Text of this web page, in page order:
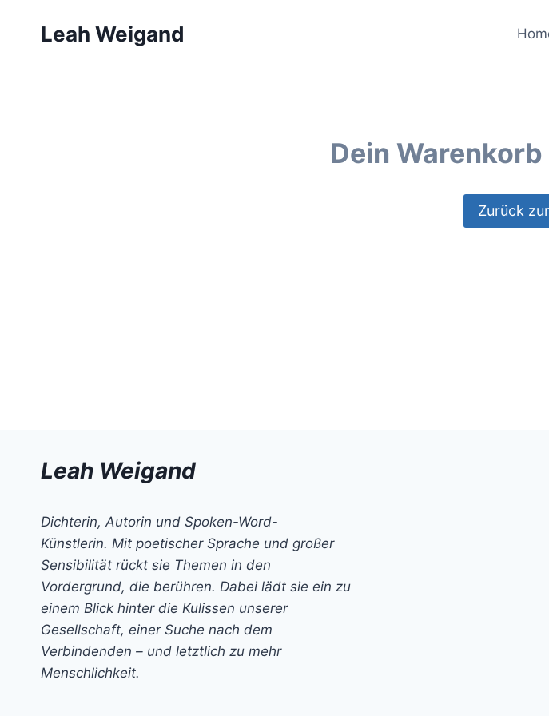
Leah Weigand
Dein
Zurück
Leah Weigand
Dichterin, Autorin und Spoken-Word-
Künstlerin. Mit poetischer Sprache und großer
Sensibilität rückt sie Themen in den
Vordergrund, die berühren. Dabei lädt sie ein zu
einem Blick hinter die Kulissen unserer
Gesellschaft, einer Suche nach dem
Verbindenden – und letztlich zu mehr
Menschlichkeit.